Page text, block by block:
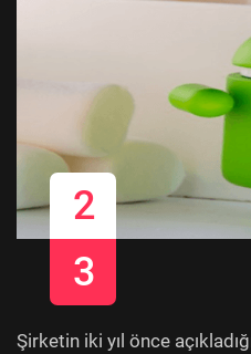
2
3
Şirketin iki yıl önce